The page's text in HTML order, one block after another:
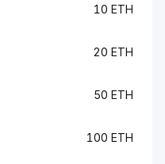
10 ETH
20 ETH
50 ETH
100 ETH